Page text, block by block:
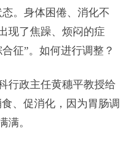
。身体困倦、消化不
现了焦躁、烦闷的症
征”。如何进行调整？
行政主任黄穗平教授给
、促消化，因为胃肠调
满。